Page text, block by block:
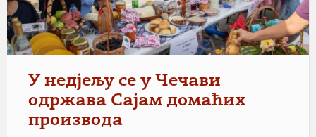
У недјељу се у Чечави
одржава Сајам домаћих
производа